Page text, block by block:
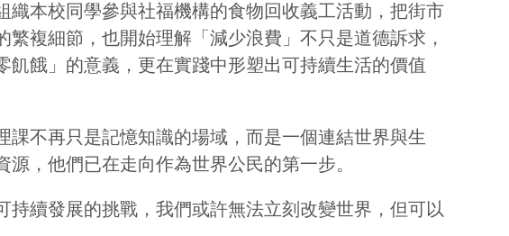
本校同學參與社福機構的食物回收義工活動，把街市
複細節，也開始理解「減少浪費」不只是道德訴求，
餓」的意義，更在實踐中形塑出可持續生活的價值
不再只是記憶知識的場域，而是一個連結世界與生
，他們已在走向作為世界公民的第一步。
續發展的挑戰，我們或許無法立刻改變世界，但可以